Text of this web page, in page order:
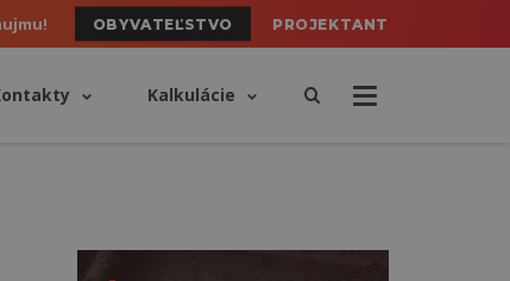
OBYVATEĽSTVO PROJEKTANT
Kalkulácie